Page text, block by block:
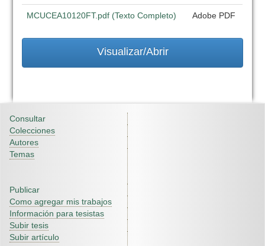
MCUCEA10120FT.pdf (Texto Completo) Adobe PDF
Visualizar/Abrir
Consultar
Colecciones
Autores
Temas
Publicar
Como agregar mis trabajos
Información para tesistas
Subir tesis
Subir artículo